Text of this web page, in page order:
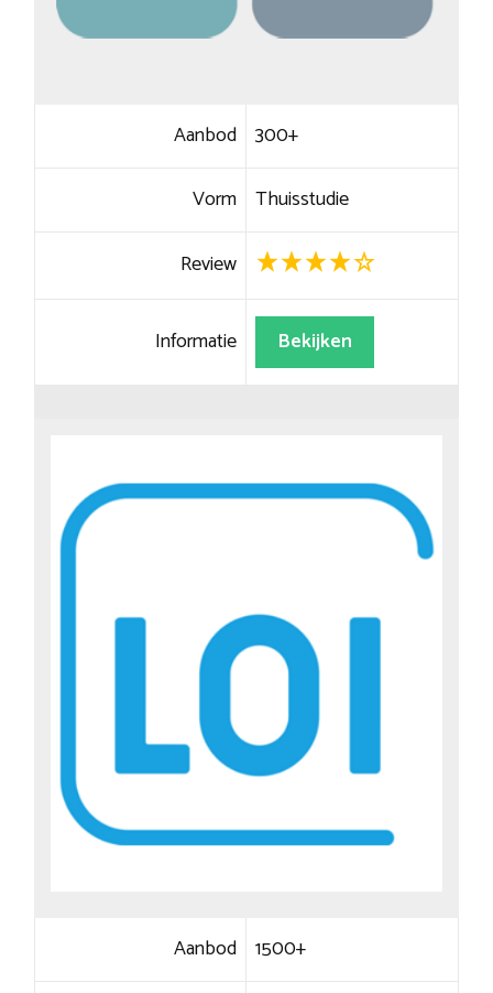
Aanbod 300+
Vorm Thuisstudie
Review
Informatie Bekijken
Aanbod 1500+